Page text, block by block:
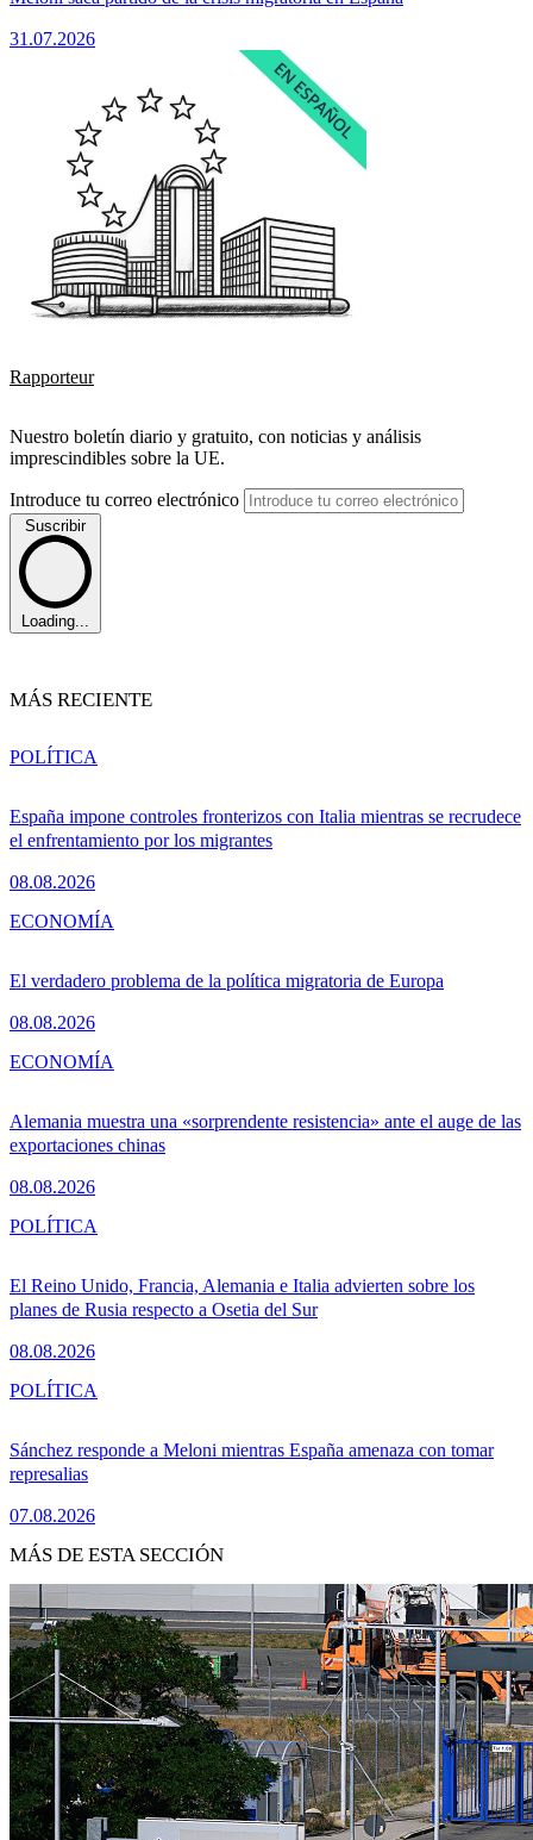
31.07.2026
Rapporteur
Nuestro boletín diario y gratuito, con noticias y análisis
imprescindibles sobre la UE.
Introduce tu correo electrónico
Suscribir
Loading...
MÁS RECIENTE
España impone controles fronterizos con Italia mientras se recrudece
el enfrentamiento por los migrantes
08.08.2026
POLÍTICA
El verdadero problema de la política migratoria de Europa
08.08.2026
ECONOMÍA
Alemania muestra una «sorprendente resistencia» ante el auge de las
exportaciones chinas
08.08.2026
ECONOMÍA
El Reino Unido, Francia, Alemania e Italia advierten sobre los
planes de Rusia respecto a Osetia del Sur
08.08.2026
POLÍTICA
Sánchez responde a Meloni mientras España amenaza con tomar
represalias
07.08.2026
POLÍTICA
MÁS DE ESTA SECCIÓN